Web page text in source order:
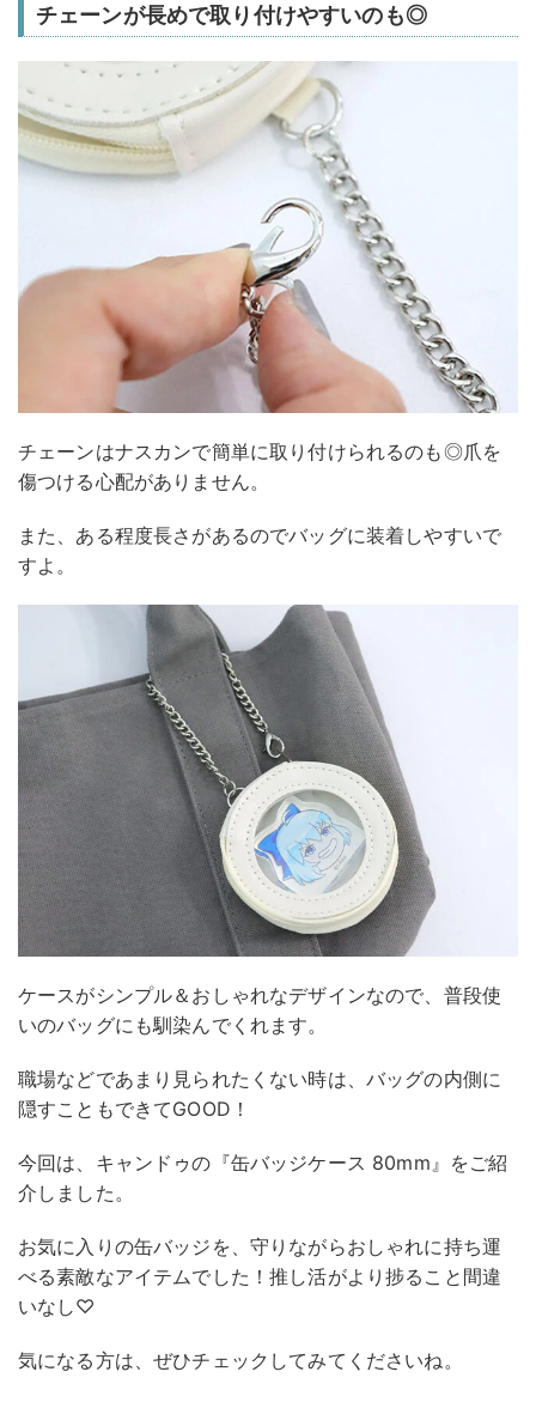
チェーンが長めで取り付けやすいのも◎
チェーンはナスカンで簡単に取り付けられるのも◎爪を
傷つける心配がありません。
また、ある程度長さがあるのでバッグに装着しやすいで
すよ。
ケースがシンプル＆おしゃれなデザインなので、普段使
いのバッグにも馴染んでくれます。
職場などであまり見られたくない時は、バッグの内側に
隠すこともできてGOOD！
今回は、キャンドゥの『缶バッジケース 80mm』をご紹
介しました。
お気に入りの缶バッジを、守りながらおしゃれに持ち運
べる素敵なアイテムでした！推し活がより捗ること間違
いなし♡
気になる方は、ぜひチェックしてみてくださいね。